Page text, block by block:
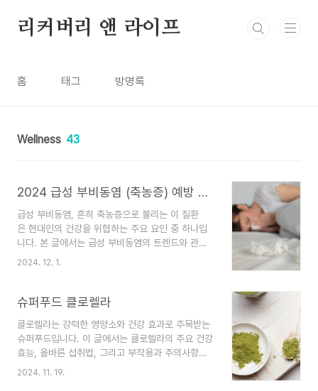
리커버리 앤 라이프
홈 태그 방명록
Wellness 43
2024 급성 부비동염 (축농증) 예방 및 관리
급성 부비동염, 흔히 축농증으로 불리는 이 질환
은 현대인의 건강을 위협하는 주요 요인 중 하나입
니다. 본 글에서는 급성 부비동염의 트렌드와 관련
된 최신 정보, 예방을 위한 생활습관, 효과적인 약물
한 공기 통로가 염증으로 인해 막히고 통증을 유발
염 등이 원인이 되어 발생하며, 증상이 일주일 이
상 지속될 경우 이를 의심할 필요가 있습니다. 생활
습관과 밀접한 연관 급성 부비동염은 생활환경과 밀
접하게 연관되어 있습니다. 예를 들어, 겨울철 난방
2024. 12. 1.
슈퍼푸드 클로렐라
클로렐라는 강력한 영양소와 건강 효과로 주목받는
슈퍼푸드입니다. 이 글에서는 클로렐라의 주요 건강
효능, 올바른 섭취법, 그리고 부작용과 주의사항까
지 자세히 알아봅니다.1. 클로렐라의 건강효과: 영양
2024. 11. 19.